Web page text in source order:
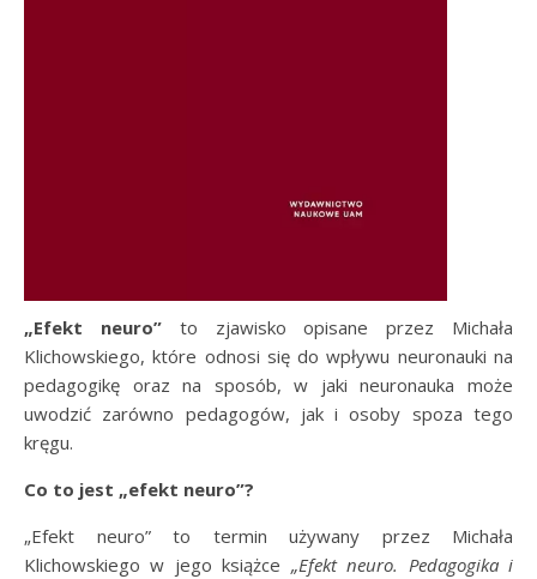
„Efekt neuro”to zjawisko opisane przez Michała
Klichowskiego, które odnosi się do wpływu neuronauki na
pedagogikę oraz na sposób, w jaki neuronauka może
uwodzić zarówno pedagogów, jak i osoby spoza tego
kręgu.
Co to jest „efekt neuro”?
„Efekt neuro” to termin używany przez Michała
Klichowskiego w jego książce „Efekt neuro. Pedagogika i